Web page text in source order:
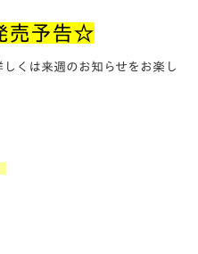
売予告☆
くは来週のお知らせをお楽し